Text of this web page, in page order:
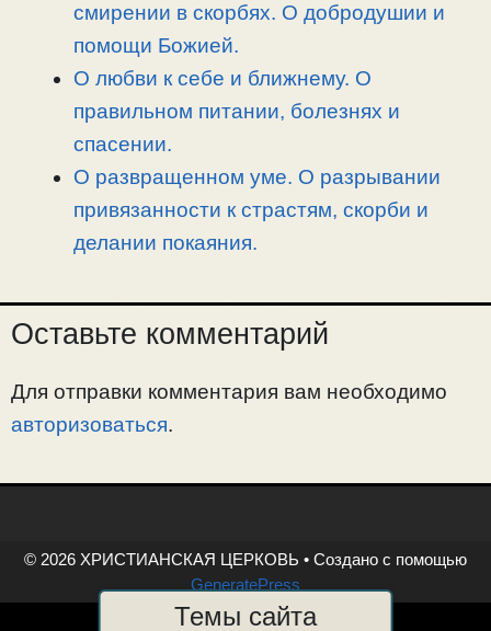
смирении в скорбях. О добродушии и
помощи Божией.
О любви к себе и ближнему. О
правильном питании, болезнях и
спасении.
О развращенном уме. О разрывании
привязанности к страстям, скорби и
делании покаяния.
Оставьте комментарий
Для отправки комментария вам необходимо
авторизоваться.
© 2026 ХРИСТИАНСКАЯ ЦЕРКОВЬ • Создано с помощью
GeneratePress
Темы сайта